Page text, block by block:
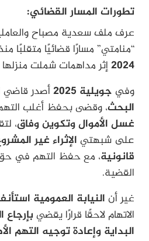
تطورات المسار القضائي:
عرف ملف سعدية مصباح
“منامتي” مسارًا قضائيًا متقلبًا
2024إثر مداهمات شملت
وفي جويلية 2025 أصدر قاضي
البحث، وقضى بحفظ أغلب
غسل الأموال وتكوين وفاق،
على شبهتي الإثراء غير
قانونية، مع حفظ التهم في
القضية.
غير أن النيابة العمومية
الاتهام لاحقًا قرارًا يقضي
البداية وإعادة توجيه التهم